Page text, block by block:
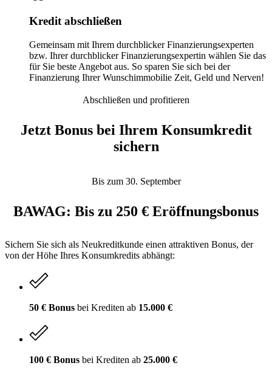
Kredit abschließen
Gemeinsam mit Ihrem durchblicker Finanzierungsexperten
bzw. Ihrer durchblicker Finanzierungsexpertin wählen Sie das
für Sie beste Angebot aus. So sparen Sie sich bei der
Finanzierung Ihrer Wunschimmobilie Zeit, Geld und Nerven!
Abschließen und profitieren
Jetzt Bonus bei Ihrem Konsumkredit
sichern
Bis zum 30. September
BAWAG: Bis zu 250 € Eröffnungsbonus
Sichern Sie sich als Neukreditkunde einen attraktiven Bonus, der
von der Höhe Ihres Konsumkredits abhängt:
50 € Bonus bei Krediten ab 15.000 €
100 € Bonus bei Krediten ab 25.000 €